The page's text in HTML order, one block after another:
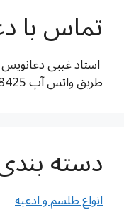
تماس با
استاد غیبی
طریق واتس آپ 00442032398425
دسته
انواع طلسم و ادعیه